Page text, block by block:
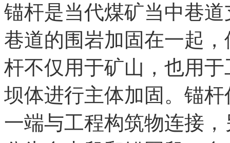
锚杆是当代煤矿当中巷
巷道的围岩加固在一起
杆不仅用于矿山，也用
坝体进行主体加固。锚
一端与工程构筑物连接